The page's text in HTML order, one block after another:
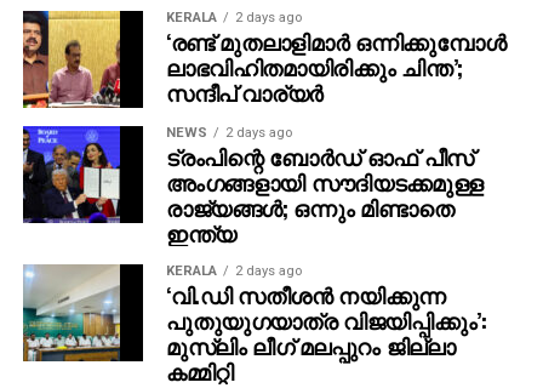
18-Jan-26 105440
19-Jan-26 (Morning) 106840
19-Jan-26 (Evening) 107240
20-jan-26 108000
20-Jan-26 (Noon) 1,08,800
20-Jan-26 (Evening) 1,10,400
20-Jan-26 (Evening) 1,09,840
പൊലീസ് അറിയിച്ചു.
KERALA 2 days ago
‘രണ്ട് മുതലാളിമാര്‍ ഒന്നിക്കുമ്പോള്‍
ലാഭവിഹിതമായിരിക്കും ചിന്ത’;
സന്ദീപ് വാര്യര്‍
NEWS 2 days ago
ട്രംപിന്റെ ബോര്‍ഡ് ഓഫ് പീസ്
അംഗങ്ങളായി സൗദിയടക്കമുള്ള
രാജ്യങ്ങള്‍; ഒന്നും മിണ്ടാതെ
ഇന്ത്യ
KERALA 2 days ago
‘വി.ഡി സതീശന്‍ നയിക്കുന്ന
പുതുയുഗയാത്ര വിജയിപ്പിക്കും’:
മുസ്‌ലിം ലീഗ് മലപ്പുറം ജില്ലാ
കമ്മിറ്റി